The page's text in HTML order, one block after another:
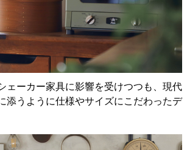
ェーカー家具に影響を受けつつも、現代
添うように仕様やサイズにこだわったデ